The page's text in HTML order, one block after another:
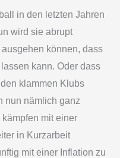
in den letzten Jahren
wird sie abrupt
können, dass
kann. Oder dass
klammen Klubs
nun nämlich ganz
mit einer
in Kurzarbeit
mit einer Inflation zu